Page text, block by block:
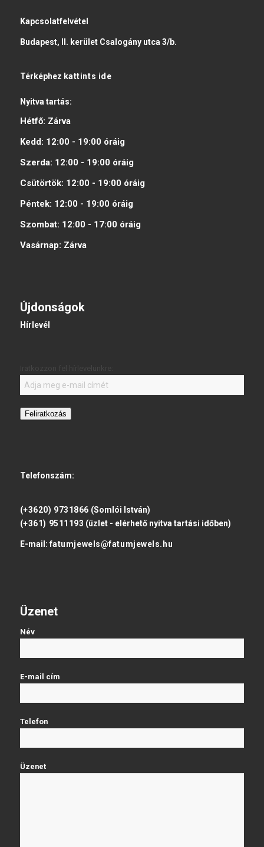
Kapcsolatfelvétel
Budapest, II. kerület Csalogány utca 3/b.
Térképhez kattints ide
Nyitva tartás:
Hétfő: Zárva
Kedd: 12:00 - 19:00 óráig
Szerda: 12:00 - 19:00 óráig
Csütörtök: 12:00 - 19:00 óráig
Péntek: 12:00 - 19:00 óráig
Szombat: 12:00 - 17:00 óráig
Vasárnap: Zárva
Újdonságok
Hírlevél
Feliratkozás
Telefonszám:
(+3620) 9731866 (Somlói István)
(+361) 9511193 (üzlet - elérhető nyitva tartási időben)
E-mail: fatumjewels@fatumjewels.hu
Üzenet
Név
E-mail cím
Telefon
Üzenet